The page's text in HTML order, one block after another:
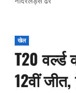
खेल
T20 वर्ल्ड
12वीं